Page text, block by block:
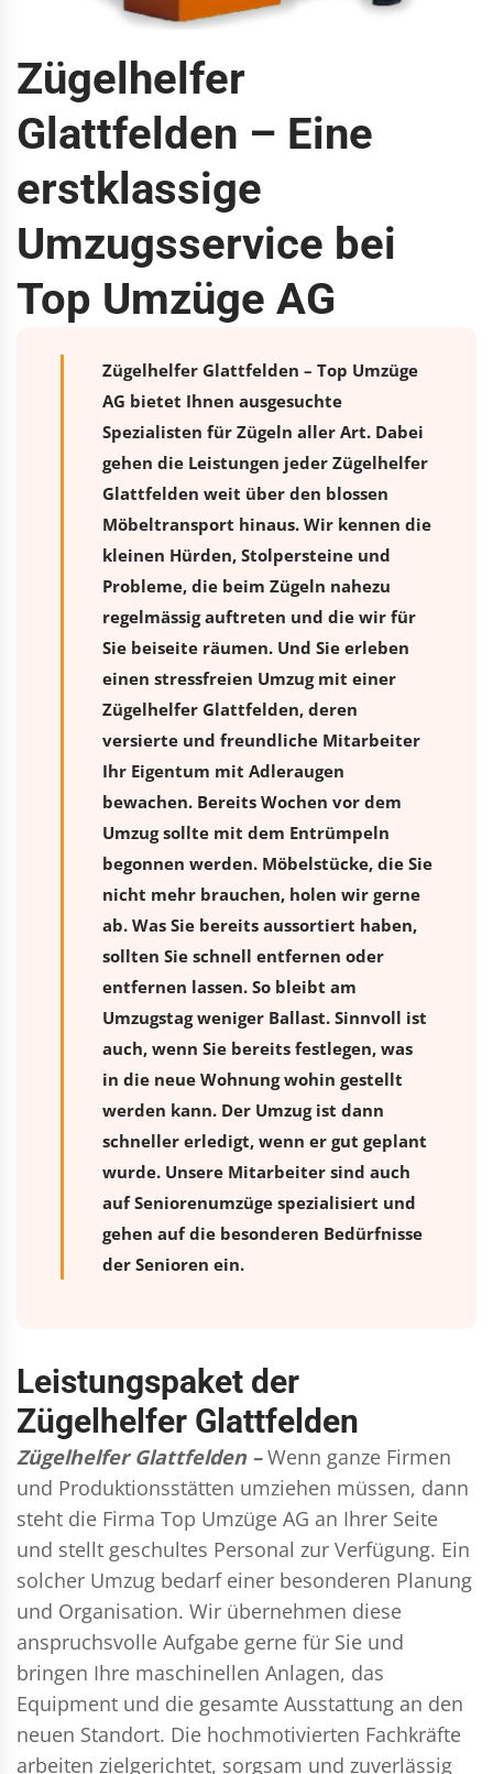
Zügelhelfer
Glattfelden – Eine
erstklassige
Umzugsservice bei
Top Umzüge AG
Zügelhelfer Glattfelden – Top Umzüge
AG bietet Ihnen ausgesuchte
Spezialisten für Zügeln aller Art. Dabei
gehen die Leistungen jeder Zügelhelfer
Glattfelden weit über den blossen
Möbeltransport hinaus. Wir kennen die
kleinen Hürden, Stolpersteine und
Probleme, die beim Zügeln nahezu
regelmässig auftreten und die wir für
Sie beiseite räumen. Und Sie erleben
einen stressfreien Umzugmit einer
Zügelhelfer Glattfelden, deren
versierte und freundliche Mitarbeiter
Ihr Eigentum mit Adleraugen
bewachen. Bereits Wochen vor dem
Umzug sollte mit dem Entrümpeln
begonnen werden. Möbelstücke, die Sie
nicht mehr brauchen, holen wir gerne
ab. Was Sie bereits aussortiert haben,
sollten Sie schnell entfernen oder
entfernen lassen. So bleibt am
Umzugstag weniger Ballast. Sinnvoll ist
auch, wenn Sie bereits festlegen, was
in die neue Wohnung wohin gestellt
werden kann. Der Umzug ist dann
schneller erledigt, wenn er gut geplant
wurde. Unsere Mitarbeiter sind auch
auf Seniorenumzüge spezialisiert und
gehen auf die besonderen Bedürfnisse
der Senioren ein.
Leistungspaket der
Zügelhelfer Glattfelden
Zügelhelfer Glattfelden – Wenn ganze Firmen
und Produktionsstätten umziehen müssen, dann
steht die Firma Top Umzüge AG an Ihrer Seite
und stellt geschultes Personal zur Verfügung. Ein
solcher Umzug bedarf einer besonderen Planung
und Organisation. Wir übernehmen diese
anspruchsvolle Aufgabe gerne für Sie und
bringen Ihre maschinellen Anlagen, das
Equipment und die gesamte Ausstattung an den
neuen Standort. Die hochmotivierten Fachkräfte
arbeiten zielgerichtet, sorgsam und zuverlässig